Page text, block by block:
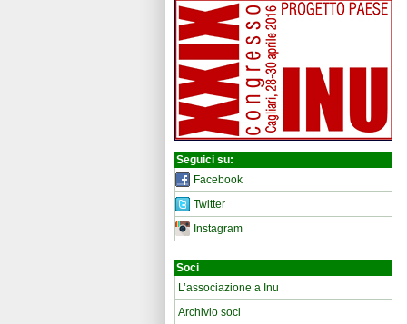
Seguici su:
Facebook
Twitter
Instagram
Soci
L’associazione a Inu
Archivio soci